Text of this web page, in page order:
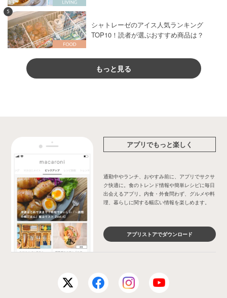
5
シャトレーゼのアイス人気ランキング
TOP10！読者が選ぶおすすめ商品は？
もっと見る
アプリでもっと楽しく
通勤中やランチ、おやすみ前に、アプリでサクサ
ク快適に。食のトレンド情報や簡単レシピに毎日
出会えるアプリ。内食・外食問わず、グルメや料
理、暮らしに関する幅広い情報を楽しめます。
アプリストアでダウンロード